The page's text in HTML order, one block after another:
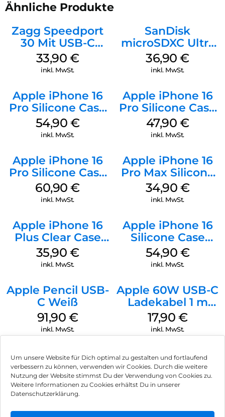
Um unsere Website für Dich optimal zu gestalten und fortlaufend
verbessern zu können, verwenden wir Cookies. Durch die weitere
Nutzung der Website stimmst Du der Verwendung von Cookies zu.
Weitere Informationen zu Cookies erhältst Du in unserer
Datenschutzerklärung.
Ähnliche Produkte
Zagg Speedport
30 Mit USB-C
Kabel Weiß
33,90 €
inkl. MwSt.
SanDisk
microSDXC Ultra
128 GB + Adapter
Mobile
36,90€
inkl. MwSt.
Apple iPhone 16
Pro Silicone Case
MagSafe Black
54,90 €
inkl. MwSt.
Apple iPhone 16
Pro Silicone Case
MagSafe Denim
47,90 €
inkl. MwSt.
Apple iPhone 16
Pro Silicone Case
MagSafe Stone
Gray
60,90€
inkl. MwSt.
Apple iPhone 16
Pro Max Silicone
Case MagSafe
Denim
34,90 €
inkl. MwSt.
Apple iPhone 16
Plus Clear Case
MagSafe
Transparent
35,90 €
inkl. MwSt.
Apple iPhone 16
Silicone Case
MagSafe Black
54,90 €
inkl. MwSt.
Apple Pencil USB-
C Weiß
91,90 €
inkl. MwSt.
Apple 60W USB-C
Ladekabel 1 m
Weiß
17,90 €
inkl. MwSt.
Impressum